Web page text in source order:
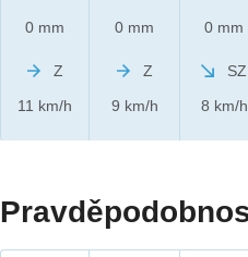
0 mm
Z
11 km/h
0 mm
Z
9 km/h
0 mm
SZ
8 km/h